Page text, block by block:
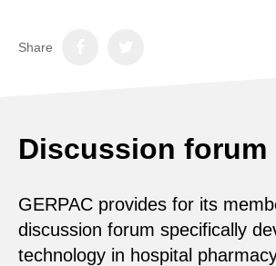
Share
Discussion forum
GERPAC provides for its
discussion forum specifically
technology in hospital